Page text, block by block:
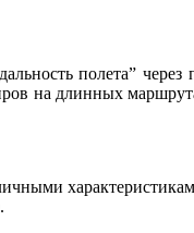
полета”
на длинных